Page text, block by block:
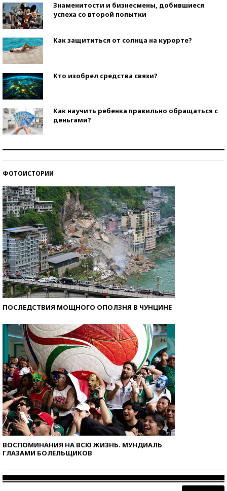
Знаменитости и бизнесмены, добившиеся
успеха со второй попытки
Как защититься от солнца на курорте?
Кто изобрел средства связи?
Как научить ребенка правильно обращаться с
деньгами?
ФОТОИСТОРИИ
ПОСЛЕДСТВИЯ МОЩНОГО ОПОЛЗНЯ В ЧУНЦИНЕ
ВОСПОМИНАНИЯ НА ВСЮ ЖИЗНЬ. МУНДИАЛЬ
ГЛАЗАМИ БОЛЕЛЬЩИКОВ